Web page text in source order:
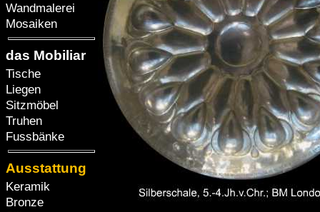
Wandmalerei
Mosaiken
das Mobiliar
Tische
Liegen
Sitzmöbel
Truhen
Fussbänke
Ausstattung
Keramik
Bronze